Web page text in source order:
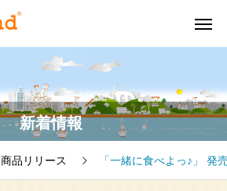
新着情報
商品リリース 「一緒に食べよっ♪」 発